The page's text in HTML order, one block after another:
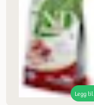
Legg til